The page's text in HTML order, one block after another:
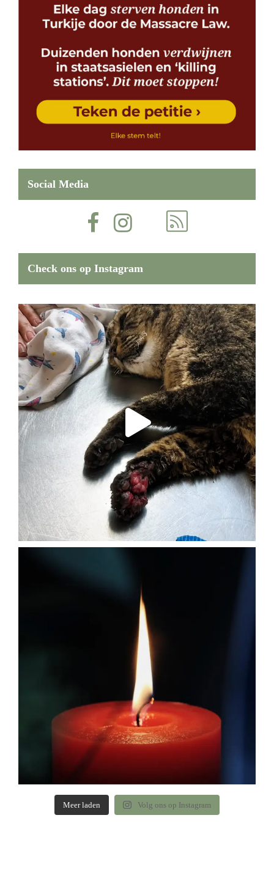
Social Media
Check ons op Instagram
Meer laden Volg ons op Instagram